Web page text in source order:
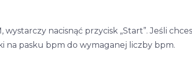
nacisnąć przycisk „Start”. Jeśli
na pasku bpm do wymaganej liczby bpm.